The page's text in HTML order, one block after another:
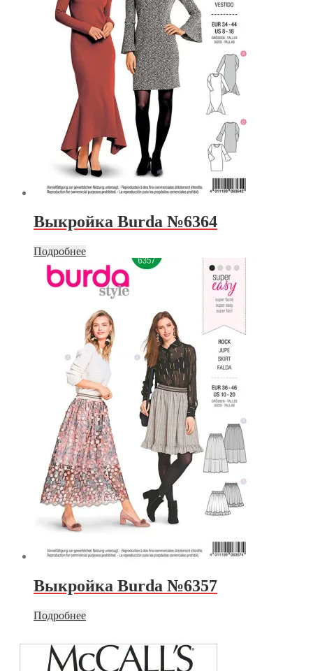
Выкройка Burda №6364
Подробнее
Выкройка Burda №6357
Подробнее